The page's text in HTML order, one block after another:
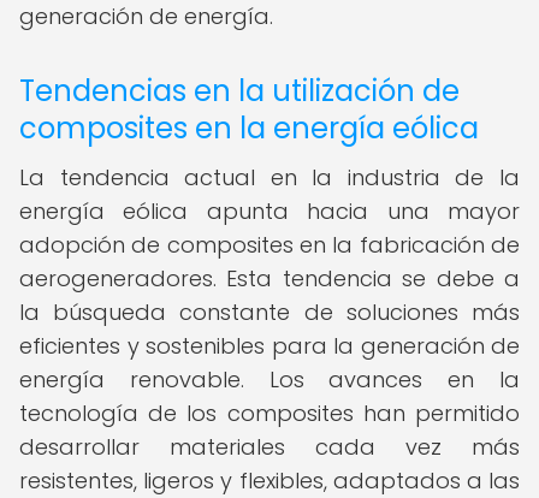
generación de energía.
Tendencias en la utilización de
composites en la energía eólica
La tendencia actual en la industria de la
energía eólica apunta hacia una mayor
adopción de composites en la fabricación de
aerogeneradores. Esta tendencia se debe a
la búsqueda constante de soluciones más
eficientes y sostenibles para la generación de
energía renovable. Los avances en la
tecnología de los composites han permitido
desarrollar materiales cada vez más
resistentes, ligeros y flexibles, adaptados a las